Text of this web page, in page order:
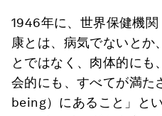
1946年に、世界保健機関
康とは、病気でないとか
とではなく、肉体的にも
会的にも、すべてが満た
being）にあること」と